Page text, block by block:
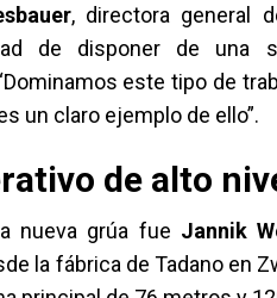
, directora general
de disponer de una
este tipo de
un claro ejemplo de ello”.
de alto
nueva grúa fue Jannik
la fábrica de Tadano en